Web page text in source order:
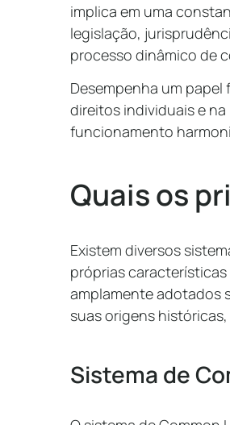
implica em uma
legislação,
processo dinâmico de
Desempenha um
direitos individuais e
funcionamento
Quais os
Existem diversos
próprias
amplamente adotados
suas origens
Sistema de